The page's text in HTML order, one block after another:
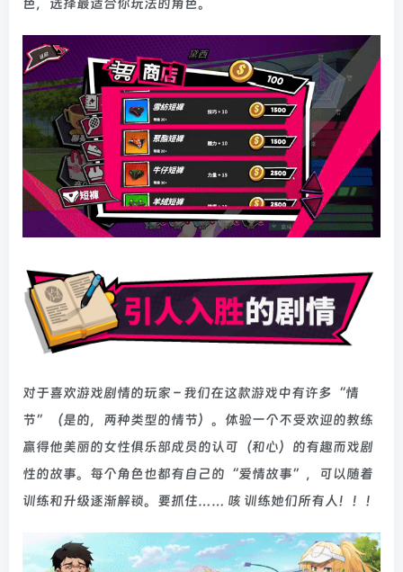
色，选择最适合你玩法的角色。
对于喜欢游戏剧情的玩家 – 我们在这款游戏中有许多“情
节”（是的，两种类型的情节）。体验一个不受欢迎的教练
赢得他美丽的女性俱乐部成员的认可（和心）的有趣而戏剧
性的故事。每个角色也都有自己的“爱情故事”，可以随着
训练和升级逐渐解锁。要抓住…… 咳 训练她们所有人！！！